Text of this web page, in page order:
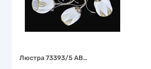
Люстра 73393/5 AB…